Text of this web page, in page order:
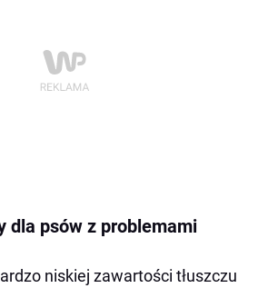
dla psów z problemami
niskiej zawartości tłuszczu